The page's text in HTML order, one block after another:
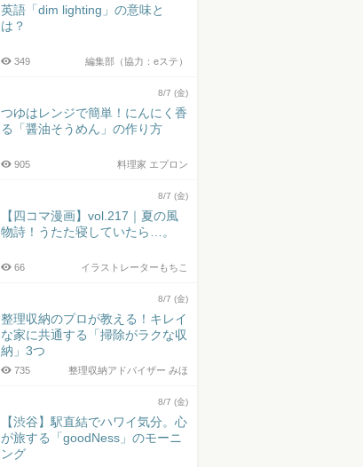
英語「dim lighting」の意味と
は？
編集部（協力：eステ）
349
8/7 (金)
つゆはレンジで簡単！にんにく香
る「醤油そうめん」の作り方
料理家 エプロン
905
8/7 (金)
【四コマ漫画】vol.217｜夏の風
物詩！うたた寝していたら…。
イラストレーターもちこ
66
8/7 (金)
整理収納のプロが教える！キレイ
な家に共通する「掃除がラクな収
納」3つ
整理収納アドバイザー みほ
735
8/7 (金)
【渋谷】駅直結でハワイ気分。心
が旅する「goodNess」のモーニ
ング